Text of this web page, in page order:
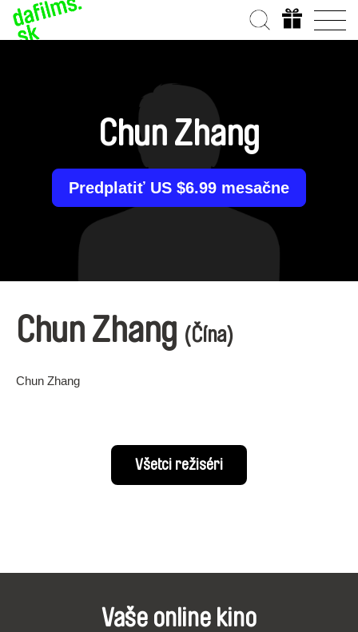
Chun Zhang
Predplatiť US $6.99 mesačne
Chun Zhang (Čína)
Chun Zhang
Všetci režiséri
Vaše online kino